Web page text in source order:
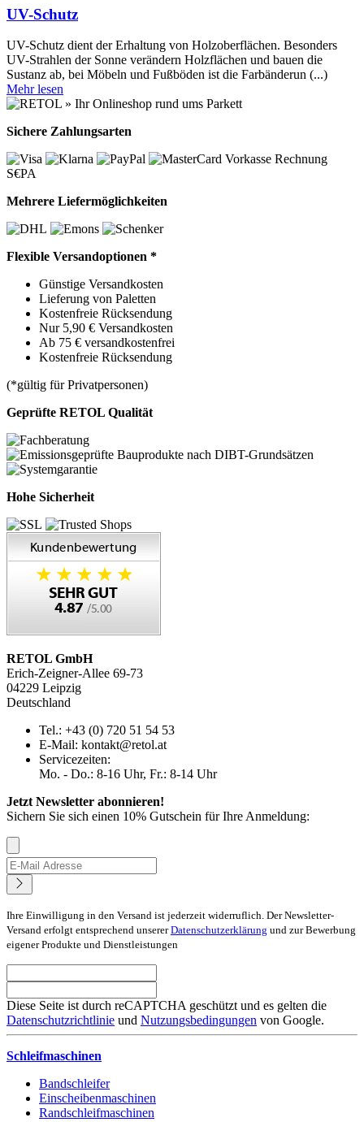
UV-Schutz
UV-Schutz dient der Erhaltung von Holzoberflächen. Besonders
UV-Strahlen der Sonne verändern Holzflächen und bauen die
Sustanz ab, bei Möbeln und Fußböden ist die Farbänderun (...)
Mehr lesen
Sichere Zahlungsarten
Vorkasse Rechnung
S€PA
Mehrere Liefermöglichkeiten
Flexible Versandoptionen *
Günstige Versandkosten
Lieferung von Paletten
Kostenfreie Rücksendung
Nur 5,90 € Versandkosten
Ab 75 € versandkostenfrei
Kostenfreie Rücksendung
(*gültig für Privatpersonen)
Geprüfte RETOL Qualität
Hohe Sicherheit
RETOL GmbH
Erich-Zeigner-Allee 69-73
04229 Leipzig
Deutschland
Tel.: +43 (0) 720 51 54 53
E-Mail: kontakt@retol.at
Servicezeiten:
Mo. - Do.: 8-16 Uhr, Fr.: 8-14 Uhr
Jetzt Newsletter abonnieren!
Sichern Sie sich einen 10% Gutschein für Ihre Anmeldung:
Ihre Einwilligung in den Versand ist jederzeit widerruflich. Der Newsletter-
Versand erfolgt entsprechend unsererDatenschutzerklärung und zur Bewerbung
eigener Produkte und Dienstleistungen
Diese Seite ist durch reCAPTCHA geschützt und es gelten die
Datenschutzrichtlinie und Nutzungsbedingungen von Google.
Schleifmaschinen
Bandschleifer
Einscheibenmaschinen
Randschleifmaschinen